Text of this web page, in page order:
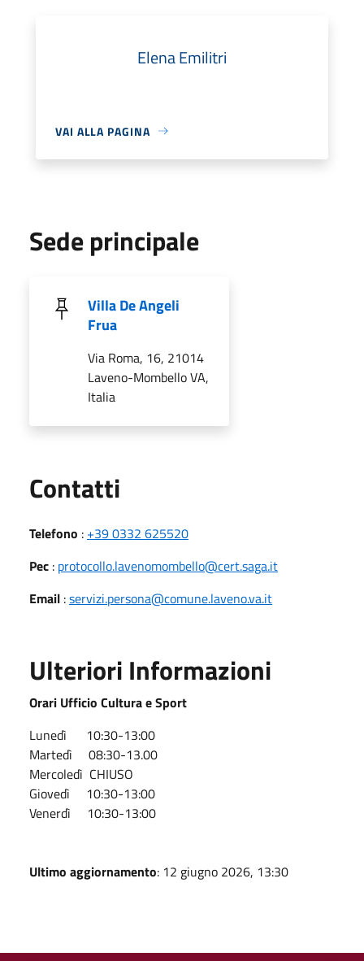
Elena Emilitri
VAI ALLA PAGINA
Sede principale
Villa De Angeli
Frua
Via Roma, 16, 21014
Laveno-Mombello VA,
Italia
Contatti
Telefono : +39 0332 625520
Pec : protocollo.lavenomombello@cert.saga.it
Email :servizi.persona@comune.laveno.va.it
Ulteriori Informazioni
Orari Ufficio Cultura e Sport
Lunedì 10:30-13:00
Martedì 08:30-13.00
Mercoledì CHIUSO
Giovedì 10:30-13:00
Venerdì 10:30-13:00
Ultimo aggiornamento: 12 giugno 2026, 13:30